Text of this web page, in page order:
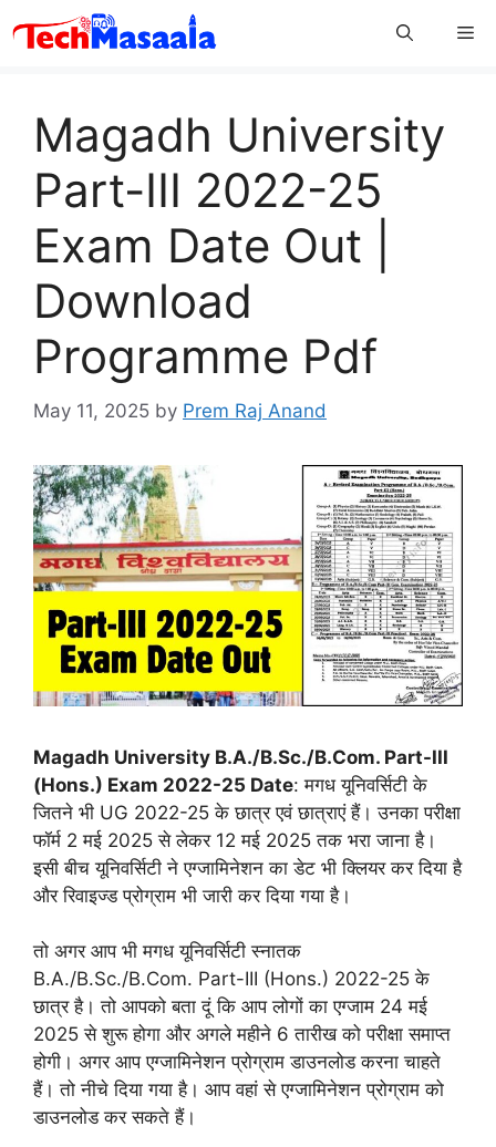
to
Magadh University
Part-III 2022-25
Exam Date Out |
Download
Programme Pdf
May 11, 2025 by Prem Raj Anand
Magadh University B.A./B.Sc./B.Com. Part-III
(Hons.) Exam 2022-25 Date: मगध यूनिवर्सिटी के
जितने भी UG 2022-25 के छात्र एवं छात्राएं हैं। उनका परीक्षा
फॉर्म 2 मई 2025 से लेकर 12 मई 2025 तक भरा जाना है।
इसी बीच यूनिवर्सिटी ने एग्जामिनेशन का डेट भी क्लियर कर दिया है
और रिवाइज्ड प्रोग्राम भी जारी कर दिया गया है।
तो अगर आप भी मगध यूनिवर्सिटी स्नातक
B.A./B.Sc./B.Com. Part-III (Hons.) 2022-25 के
छात्र है। तो आपको बता दूं कि आप लोगों का एग्जाम 24 मई
2025 से शुरू होगा और अगले महीने 6 तारीख को परीक्षा समाप्त
होगी। अगर आप एग्जामिनेशन प्रोग्राम डाउनलोड करना चाहते
हैं। तो नीचे दिया गया है। आप वहां से एग्जामिनेशन प्रोग्राम को
डाउनलोड कर सकते हैं।